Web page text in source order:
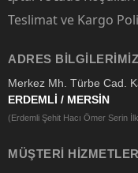
Teslimat ve Kargo
ADRES BILGILERIMIZ
Merkez Mh. Türbe Cad.
ERDEMLİ / MERSİN
(Erdemli Şehit Hacı Ömer Serin
MÜŞTERI